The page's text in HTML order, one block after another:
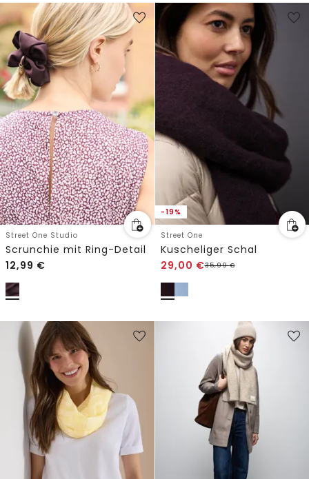
Street One Studio
Scrunchie mit Ring-Detail
12,99 €
-19%
Street One
Kuscheliger Schal
29,00 €35,99€